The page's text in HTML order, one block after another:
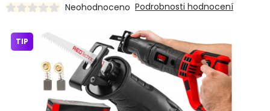
Dílna
Domácnost
Dětská hřiště
Neohodnoceno Podrobnosti hodnocení
TIP